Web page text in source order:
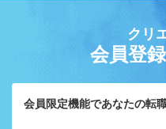
クリ
会員登
会員限定機能であなたの転